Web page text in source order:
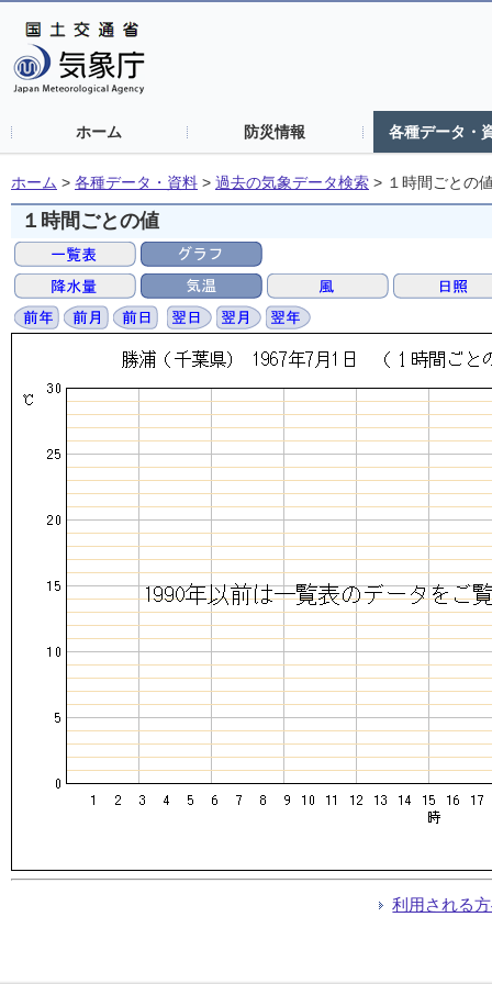
ホーム 防災情報 各種データ・
ホーム > 各種データ・資料 > 過去の気象データ検索 > １時間ごとの
１時間ごとの値
利用される